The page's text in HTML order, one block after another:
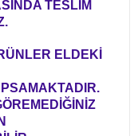
TESLİM
ELDEKİ